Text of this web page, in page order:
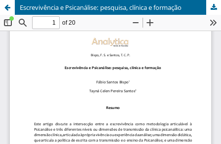
Escrevivência e Psicanálise: pesquisa, clínica e formação